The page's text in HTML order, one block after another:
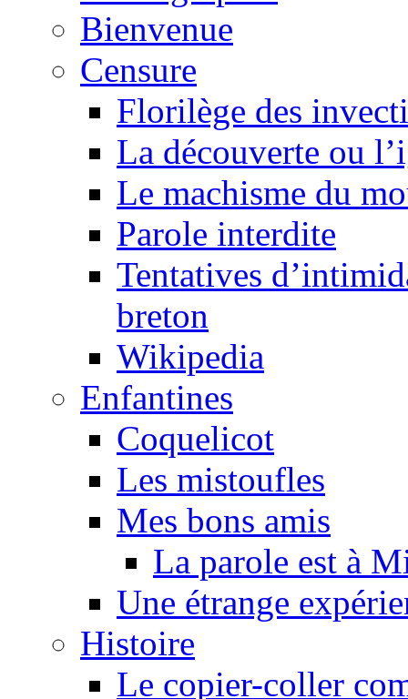
Bienvenue
Censure
Florilège des
La découverte ou
Le machisme du
Parole interdite
Tentatives
breton
Wikipedia
Enfantines
Coquelicot
Les mistoufles
Mes bons amis
La parole est à
Une étrange
Histoire
Le copier-coller